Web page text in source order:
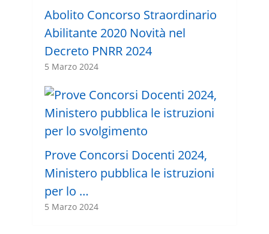
Abolito Concorso Straordinario
Abilitante 2020 Novità nel
Decreto PNRR 2024
5 Marzo 2024
Prove Concorsi Docenti 2024,
Ministero pubblica le istruzioni
per lo …
5 Marzo 2024